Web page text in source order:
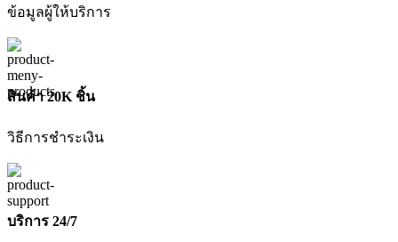
ข้อมูลผู้ให้บริการ
สินค้า 20K ชิ้น
วิธีการชำระเงิน
บริการ 24/7